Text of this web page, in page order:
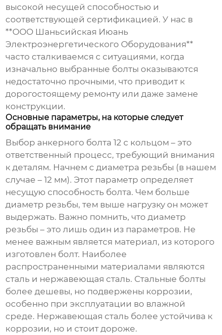
высокой несущей способностью и
соответствующей сертификацией. У нас в
**ООО Шаньсийская Июань
Электроэнергетического Оборудования**
часто сталкиваемся с ситуациями, когда
изначально выбранные болты оказываются
недостаточно прочными, что приводит к
дорогостоящему ремонту или даже замене
конструкции.
Основные параметры, на которые следует
обращать внимание
Выбор анкерного болта 12 с кольцом – это
ответственный процесс, требующий внимания
к деталям. Начнем с диаметра резьбы (в нашем
случае – 12 мм). Этот параметр определяет
несущую способность болта. Чем больше
диаметр резьбы, тем выше нагрузку он может
выдержать. Важно помнить, что диаметр
резьбы – это лишь один из параметров. Не
менее важным является материал, из которого
изготовлен болт. Наиболее
распространенными материалами являются
сталь и нержавеющая сталь. Стальные болты
более дешевы, но подвержены коррозии,
особенно при эксплуатации во влажной
среде. Нержавеющая сталь более устойчива к
коррозии, но и стоит дороже.